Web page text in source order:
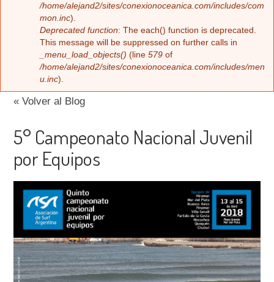
/home/alejand2/sites/conexionoceanica.com/includes/com
mon.inc).
Deprecated function: The each() function is deprecated.
This message will be suppressed on further calls in
_menu_load_objects() (line 579 of
/home/alejand2/sites/conexionoceanica.com/includes/men
u.inc).
« Volver al Blog
5° Campeonato Nacional Juvenil
por Equipos